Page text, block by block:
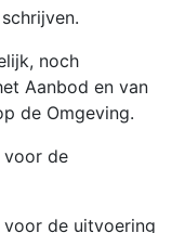
noch
Aanbod en van
de Omgeving.
voor de
de uitvoering